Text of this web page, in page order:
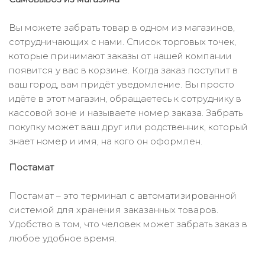
Вы можете забрать товар в одном из магазинов,
сотрудничающих с нами. Список торговых точек,
которые принимают заказы от нашей компании
появится у вас в корзине. Когда заказ поступит в
ваш город, вам придёт уведомление. Вы просто
идёте в этот магазин, обращаетесь к сотруднику в
кассовой зоне и называете номер заказа. Забрать
покупку может ваш друг или родственник, который
знает номер и имя, на кого он оформлен.
Постамат
Постамат – это терминал с автоматизированной
системой для хранения заказанных товаров.
Удобство в том, что человек может забрать заказ в
любое удобное время.